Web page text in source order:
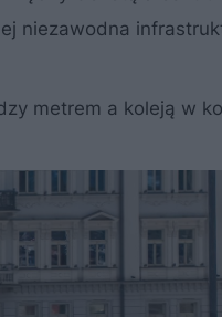
niezawodna
metrem a koleją w